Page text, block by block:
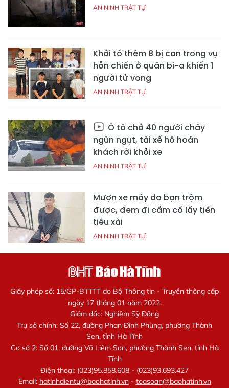
AN NINH TRẬT TỰ
Khởi tố thêm 8 bị can trong vụ
hỗn chiến ở quán bi-a khiến 1
người tử vong
AN NINH TRẬT TỰ
Ô tô chở 40 người cháy
ngùn ngụt, tài xế hô hoán
khách rời khỏi xe
AN NINH TRẬT TỰ
Mượn xe máy do bạn trộm
được, đem đi cầm cố lấy tiền
tiêu xài
AN NINH TRẬT TỰ
Giấy phép số: 15/GP-BTTTT do Bộ Thông tin - Truyền thông cấp
ngày 17 tháng 01 năm 2022.
Giám đốc: Nghiêm Sỹ Đống
Trụ sở chính: Số 22, đường Phan Đình Phùng, phường Thành
Sen, tỉnh Hà Tĩnh
Cơ sở 2: Số 01, đường Võ Liêm Sơn, phường Thành Sen, tỉnh Hà
Tĩnh
Điện thoại: (023)95.858.608 - (023)93.693.427
Email: hatinhdientu@baohatinh.vn- toasoan@baohatinh.vn